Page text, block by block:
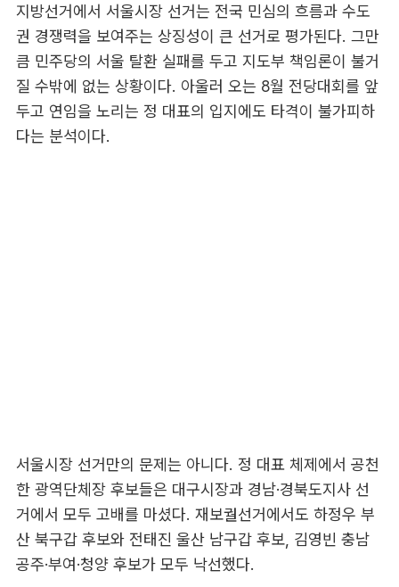
지방선거에서 서울시장 선거는 전국 민심의 흐름과 수도
권 경쟁력을 보여주는 상징성이 큰 선거로 평가된다. 그만
큼 민주당의 서울 탈환 실패를 두고 지도부 책임론이 불거
질 수밖에 없는 상황이다. 아울러 오는 8월 전당대회를 앞
두고 연임을 노리는 정 대표의 입지에도 타격이 불가피하
다는 분석이다.
서울시장 선거만의 문제는 아니다. 정 대표 체제에서 공천
한 광역단체장 후보들은 대구시장과 경남·경북도지사 선
거에서 모두 고배를 마셨다. 재보궐선거에서도 하정우 부
산 북구갑 후보와 전태진 울산 남구갑 후보, 김영빈 충남
공주·부여·청양 후보가 모두 낙선했다.